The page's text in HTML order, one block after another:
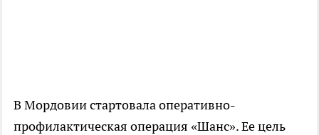
В Мордовии стартовала оперативно-
профилактическая операция «Шанс». Ее цель